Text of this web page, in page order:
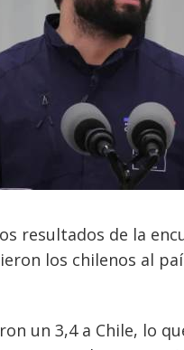
resultados de la
los chilenos al
un 3,4 a Chile, lo